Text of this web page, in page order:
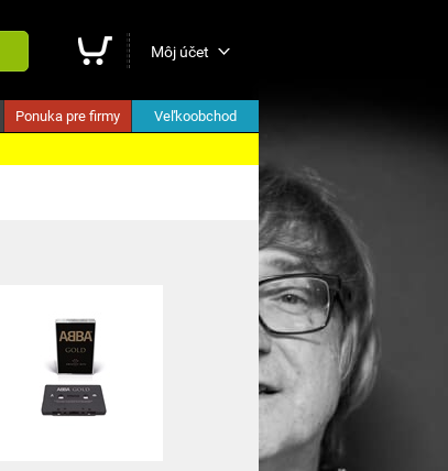
Môj účet
Ponuka pre firmy Veľkoobchod